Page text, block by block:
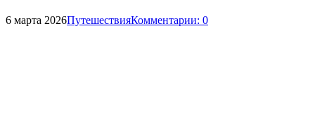
6 марта 2026ПутешествияКомментарии: 0